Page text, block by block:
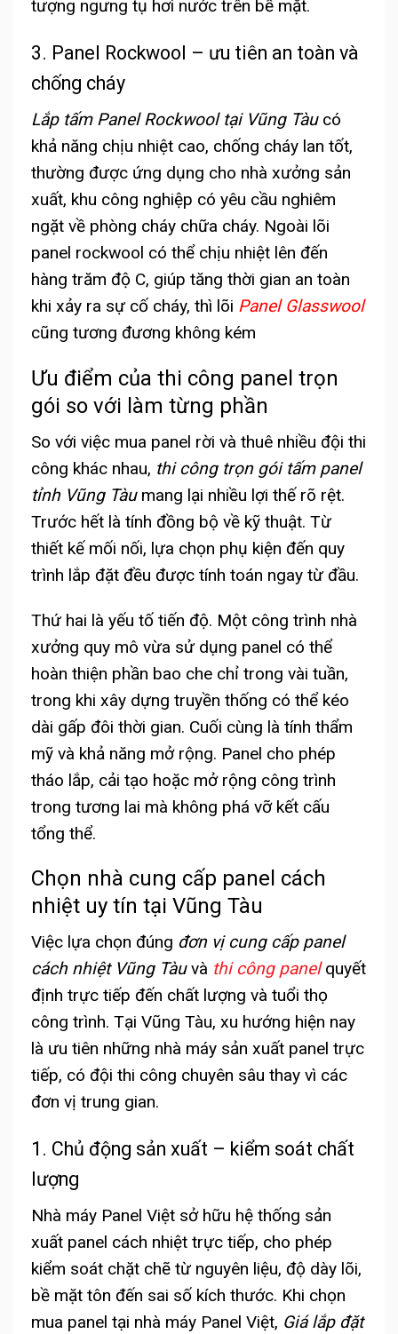
tượng ngưng tụ hơi nước trên bề mặt.
3. Panel Rockwool – ưu tiên an toàn và
chống cháy
Lắp tấm Panel Rockwool tại Vũng Tàucó
khả năng chịu nhiệt cao, chống cháy lan tốt,
thường được ứng dụng cho nhà xưởng sản
xuất, khu công nghiệp có yêu cầu nghiêm
ngặt về phòng cháy chữa cháy. Ngoài lõi
panel rockwool có thể chịu nhiệt lên đến
hàng trăm độ C, giúp tăng thời gian an toàn
khi xảy ra sự cố cháy, thì lõi Panel Glasswool
cũng tương đương không kém
Ưu điểm của thi công panel trọn
gói so với làm từng phần
So với việc mua panel rời và thuê nhiều đội thi
công khác nhau, thi công trọn gói tấm panel
tỉnh Vũng Tàu mang lại nhiều lợi thế rõ rệt.
Trước hết là tính đồng bộ về kỹ thuật. Từ
thiết kế mối nối, lựa chọn phụ kiện đến quy
trình lắp đặt đều được tính toán ngay từ đầu.
Thứ hai là yếu tố tiến độ. Một công trình nhà
xưởng quy mô vừa sử dụng panel có thể
hoàn thiện phần bao che chỉ trong vài tuần,
trong khi xây dựng truyền thống có thể kéo
dài gấp đôi thời gian. Cuối cùng là tính thẩm
mỹ và khả năng mở rộng. Panel cho phép
tháo lắp, cải tạo hoặc mở rộng công trình
trong tương lai mà không phá vỡ kết cấu
tổng thể.
Chọn nhà cung cấp panel cách
nhiệt uy tín tại Vũng Tàu
Việc lựa chọn đúng đơn vị cung cấp panel
cách nhiệt Vũng Tàuvà thi công panelquyết
định trực tiếp đến chất lượng và tuổi thọ
công trình. Tại Vũng Tàu, xu hướng hiện nay
là ưu tiên những nhà máy sản xuất panel trực
tiếp, có đội thi công chuyên sâu thay vì các
đơn vị trung gian.
1. Chủ động sản xuất – kiểm soát chất
lượng
Nhà máy Panel Việt sở hữu hệ thống sản
xuất panel cách nhiệt trực tiếp, cho phép
kiểm soát chặt chẽ từ nguyên liệu, độ dày lõi,
bề mặt tôn đến sai số kích thước. Khi chọn
mua panel tại nhà máy Panel Việt, Giá lắp đặt